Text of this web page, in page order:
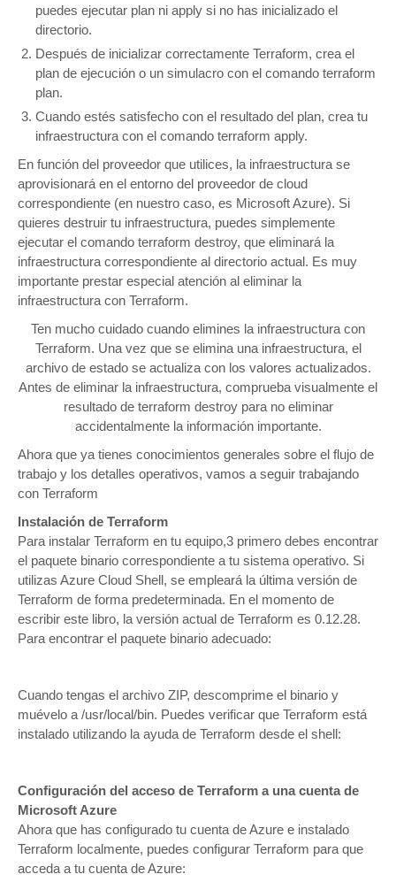
puedes ejecutar plan ni apply si no has inicializado el
directorio.
Después de inicializar correctamente Terraform, crea el
plan de ejecución o un simulacro con el comando terraform
plan.
Cuando estés satisfecho con el resultado del plan, crea tu
infraestructura con el comando terraform apply.
En función del proveedor que utilices, la infraestructura se
aprovisionará en el entorno del proveedor de cloud
correspondiente (en nuestro caso, es Microsoft Azure). Si
quieres destruir tu infraestructura, puedes simplemente
ejecutar el comando terraform destroy, que eliminará la
infraestructura correspondiente al directorio actual. Es muy
importante prestar especial atención al eliminar la
infraestructura con Terraform.
Ten mucho cuidado cuando elimines la infraestructura con
Terraform. Una vez que se elimina una infraestructura, el
archivo de estado se actualiza con los valores actualizados.
Antes de eliminar la infraestructura, comprueba visualmente el
resultado de terraform destroy para no eliminar
accidentalmente la información importante.
Ahora que ya tienes conocimientos generales sobre el flujo de
trabajo y los detalles operativos, vamos a seguir trabajando
con Terraform
Instalación de Terraform
Para instalar Terraform en tu equipo,3 primero debes encontrar
el paquete binario correspondiente a tu sistema operativo. Si
utilizas Azure Cloud Shell, se empleará la última versión de
Terraform de forma predeterminada. En el momento de
escribir este libro, la versión actual de Terraform es 0.12.28.
Para encontrar el paquete binario adecuado:
Cuando tengas el archivo ZIP, descomprime el binario y
muévelo a /usr/local/bin. Puedes verificar que Terraform está
instalado utilizando la ayuda de Terraform desde el shell:
Configuración del acceso de Terraform a una cuenta de
Microsoft Azure
Ahora que has configurado tu cuenta de Azure e instalado
Terraform localmente, puedes configurar Terraform para que
acceda a tu cuenta de Azure: